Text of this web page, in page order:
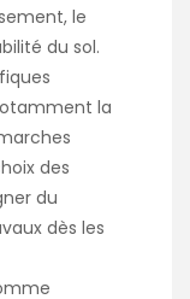
le
du sol.
la
des
du
dès les